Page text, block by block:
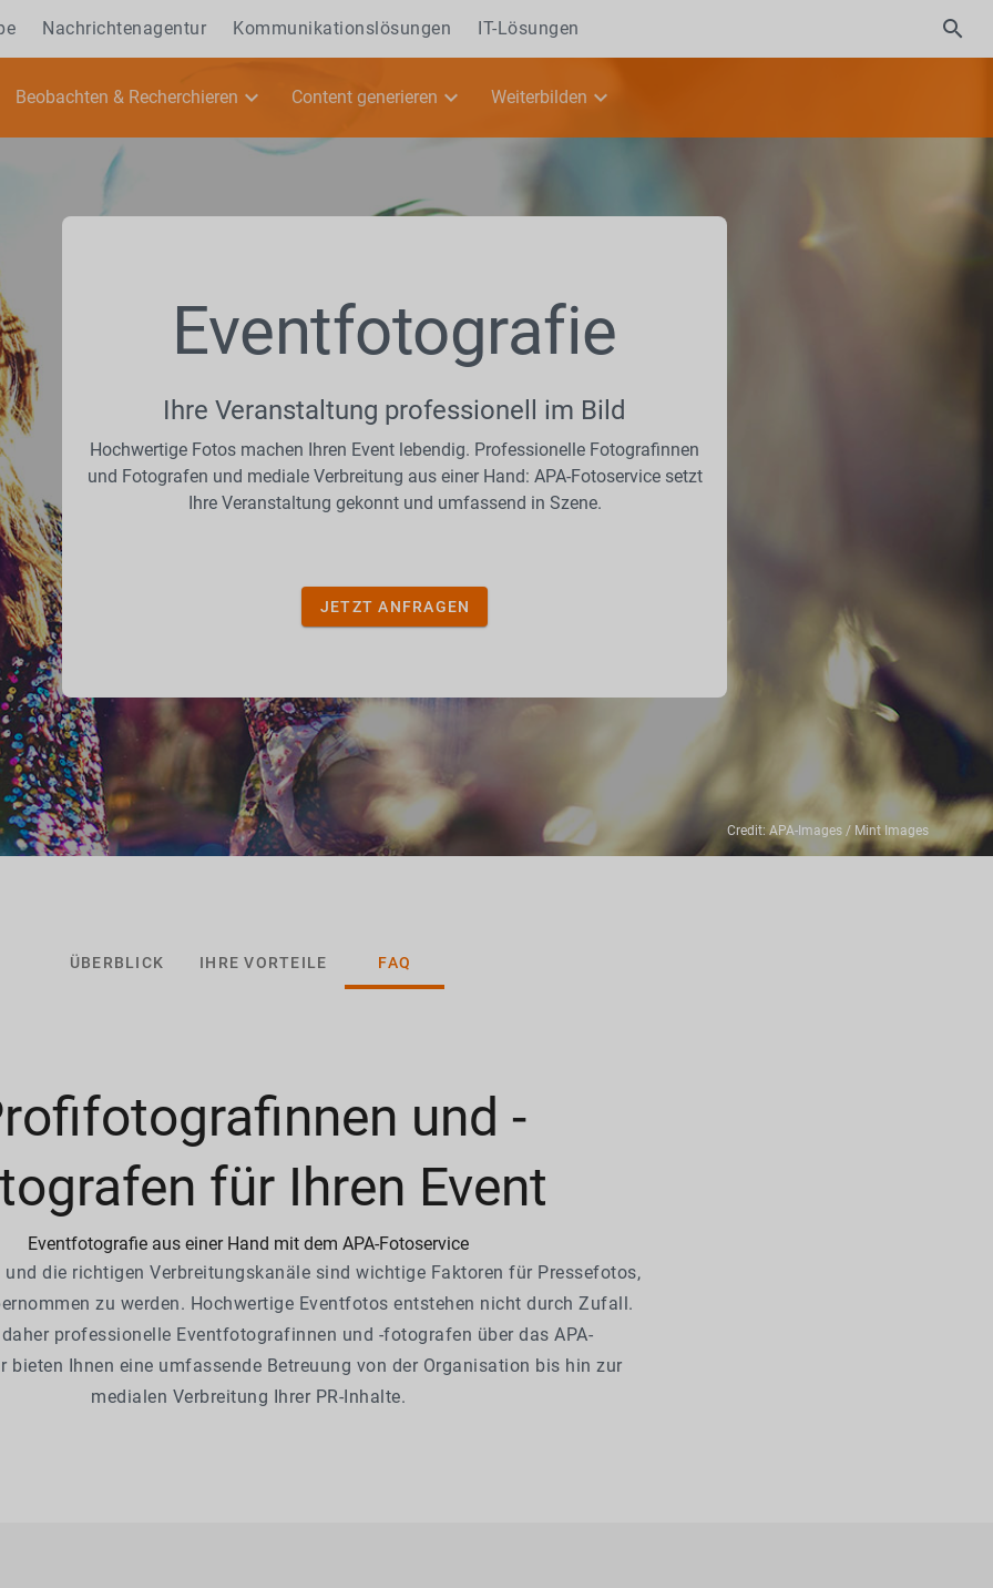
Nachrichtenagentur Kommunikationslösungen IT-Lösungen
Beobachten & Recherchieren Content generieren Weiterbilden
Eventfotografie
Ihre Veranstaltung professionell im Bild
Hochwertige Fotos machen Ihren Event lebendig. Professionelle Fotografinnen
und Fotografen und mediale Verbreitung aus einer Hand: APA-Fotoservice setzt
Ihre Veranstaltung gekonnt und umfassend in Szene.
JETZT ANFRAGEN
Credit: APA-Images / Mint Images
ÜBERBLICK IHRE VORTEILE FAQ
und -
für Ihren Event
Eventfotografie aus einer Hand mit dem APA-Fotoservice
die richtigen Verbreitungskanäle sind wichtige Faktoren für Pressefotos,
zu werden. Hochwertige Eventfotos entstehen nicht durch Zufall.
professionelle Eventfotografinnen und -fotografen über das APA-
bieten Ihnen eine umfassende Betreuung von der Organisation bis hin zur
medialen Verbreitung Ihrer PR-Inhalte.